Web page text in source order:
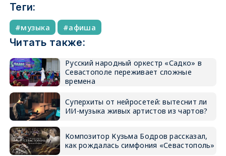
Теги:
музыка афиша
Читать также:
Русский народный оркестр «Садко» в
Севастополе переживает сложные
времена
Суперхиты от нейросетей: вытеснит ли
ИИ-музыка живых артистов из чартов?
Композитор Кузьма Бодров рассказал,
как рождалась симфония «Севастополь»